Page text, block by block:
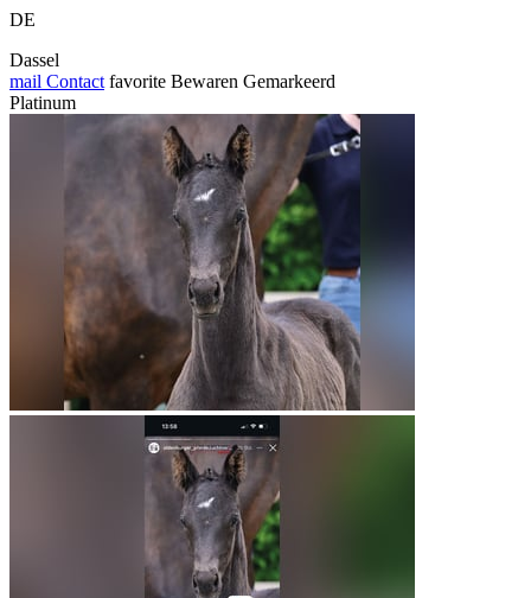
DE
Dassel
mail Contact favorite Bewaren Gemarkeerd
Platinum